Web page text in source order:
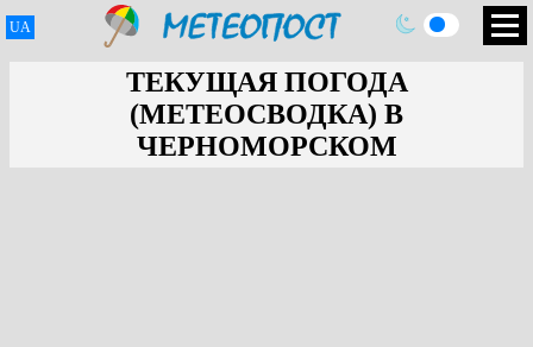
UA
ТЕКУЩАЯ ПОГОДА
(МЕТЕОСВОДКА) В
ЧЕРНОМОРСКОМ